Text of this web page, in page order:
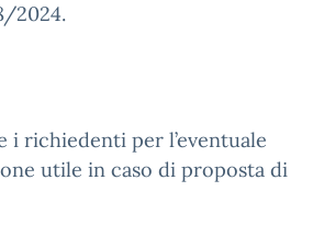
2024.
i richiedenti per l’eventuale
utile in caso di proposta di